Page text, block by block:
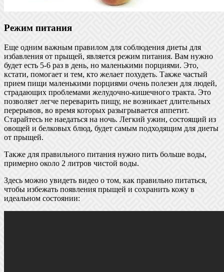
Режим питания
Еще одним важным правилом для соблюдения диеты для
избавления от прыщей, является режим питания. Вам нужно
будет есть 5-6 раз в день, но маленькими порциями. Это,
кстати, помогает и тем, кто желает похудеть. Также частый
прием пищи маленькими порциями очень полезен для людей,
страдающих проблемами желудочно-кишечного тракта. Это
позволяет легче переварить пищу, не возникает длительных
перерывов, во время которых разыгрывается аппетит.
Старайтесь не наедаться на ночь. Легкий ужин, состоящий из
овощей и белковых блюд, будет самым подходящим для диеты
от прыщей.
Также для правильного питания нужно пить больше воды,
примерно около 2 литров чистой воды.
Здесь можно увидеть видео о том, как правильно питаться,
чтобы избежать появления прыщей и сохранить кожу в
идеальном состоянии: